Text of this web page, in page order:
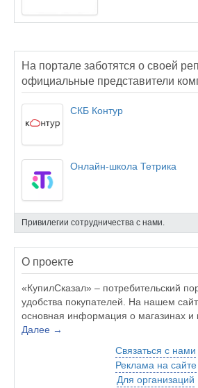
На портале заботятся о своей
официальные представители
СКБ Контур
Онлайн-школа Тетрика
Привилегии сотрудничества с нами.
О проекте
«КупилСказал» – потребительский
удобства покупателей. На нашем
основная информация о магазинах и
Далее →
Связаться с нами
Реклама на сайте
Для организаций